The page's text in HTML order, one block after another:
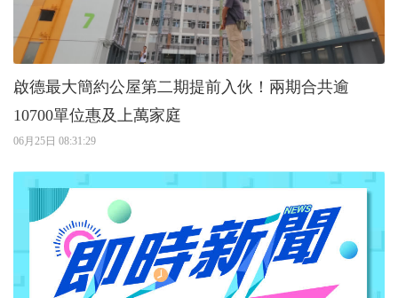
啟德最大簡約公屋第二期提前入伙！兩期合共逾
10700單位惠及上萬家庭
06月25日 08:31:29